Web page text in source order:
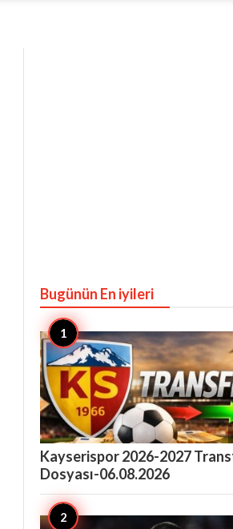
Bugünün En iyileri
Kayserispor 2026-2027
Dosyası-06.08.2026